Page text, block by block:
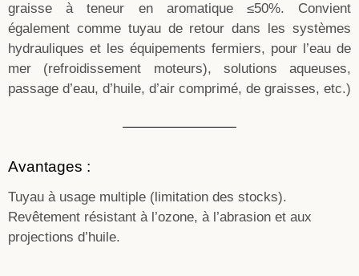
graisse à teneur en aromatique ≤50%. Convient
également comme tuyau de retour dans les systèmes
hydrauliques et les équipements fermiers, pour l’eau de
mer (refroidissement moteurs), solutions aqueuses,
passage d’eau, d’huile, d’air comprimé, de graisses, etc.)
Avantages :
Tuyau à usage multiple (limitation des stocks).
Revêtement résistant à l’ozone, à l’abrasion et aux
projections d’huile.